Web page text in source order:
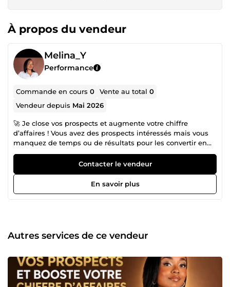
À propos du vendeur
Melina_Y
Performance
Commande en cours0 Vente au total0
Vendeur depuis Mai 2026
🚀 Je close vos prospects et augmente votre chiffre
d’affaires ! Vous avez des prospects intéressés mais vous
manquez de temps ou de résultats pour les convertir en
clients ? Je vous aide à transformer vos appels et
messages en ventes concrètes grâce à un closing humain,
structuré et efficace. ✅ Ce que je propose : Qualification
des prospects Prise de rendez-vous Closing par appel ou
message Relance des leads froids Suivi client
moi ? ✔ Communication professionnelle ✔ Approche
persuasive sans être agressive ✔ Écoute active et
prospects en clients fidèles Je m’adapte à votre offre et à
votre méthode de vente afin d’obtenir les meilleurs
résultats possibles. 📩 Contactez-moi avant commande
Contacter le vendeur
En savoir plus
Autres services de ce vendeur